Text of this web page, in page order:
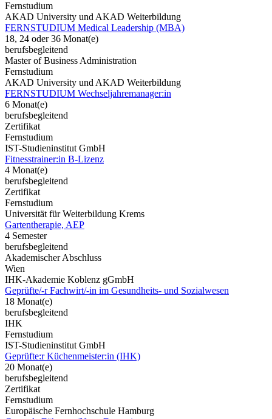
Fernstudium
AKAD University und AKAD Weiterbildung
FERNSTUDIUM Medical Leadership (MBA)
18, 24 oder 36 Monat(e)
berufsbegleitend
Master of Business Administration
Fernstudium
AKAD University und AKAD Weiterbildung
FERNSTUDIUM Wechseljahremanager:in
6 Monat(e)
berufsbegleitend
Zertifikat
Fernstudium
IST-Studieninstitut GmbH
Fitnesstrainer:in B-Lizenz
4 Monat(e)
berufsbegleitend
Zertifikat
Fernstudium
Universität für Weiterbildung Krems
Gartentherapie, AEP
4 Semester
berufsbegleitend
Akademischer Abschluss
Wien
IHK-Akademie Koblenz gGmbH
Geprüfte/-r Fachwirt/-in im Gesundheits- und Sozialwesen
18 Monat(e)
berufsbegleitend
IHK
Fernstudium
IST-Studieninstitut GmbH
Geprüfte:r Küchenmeister:in (IHK)
20 Monat(e)
berufsbegleitend
Zertifikat
Fernstudium
Europäische Fernhochschule Hamburg